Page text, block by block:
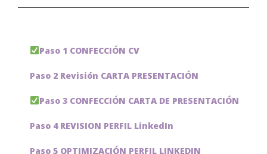
Paso 1 CONFECCIÓN CV
Paso 2 Revisión CARTA PRESENTACIÓN
Paso 3 CONFECCIÓN CARTA DE PRESENTACIÓN
Paso 4 REVISION PERFIL LinkedIn
Paso 5 OPTIMIZACIÓN PERFIL LINKEDIN